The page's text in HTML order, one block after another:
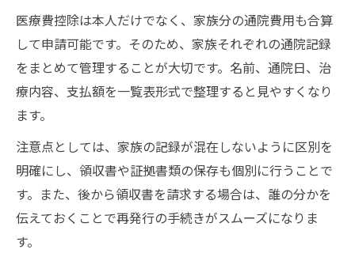
医療費控除は本人だけでなく、家族分の通院費用も合算
して申請可能です。そのため、家族それぞれの通院記録
をまとめて管理することが大切です。名前、通院日、治
療内容、支払額を一覧表形式で整理すると見やすくなり
ます。
注意点としては、家族の記録が混在しないように区別を
明確にし、領収書や証拠書類の保存も個別に行うことで
す。また、後から領収書を請求する場合は、誰の分かを
伝えておくことで再発行の手続きがスムーズになりま
す。